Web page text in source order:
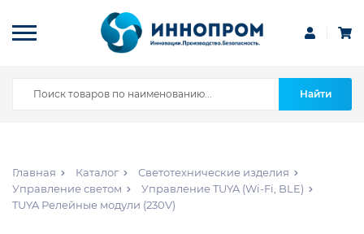
Найти
Главная Каталог
Светотехнические изделия
Управление светом
Управление TUYA (Wi-Fi, BLE)
TUYA Релейные модули (230V)